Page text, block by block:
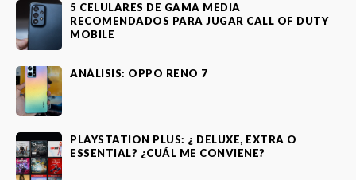
5 CELULARES DE GAMA MEDIA
RECOMENDADOS PARA JUGAR CALL OF DUTY
MOBILE
ANÁLISIS: OPPO RENO 7
PLAYSTATION PLUS: ¿ DELUXE, EXTRA O
ESSENTIAL? ¿CUÁL ME CONVIENE?